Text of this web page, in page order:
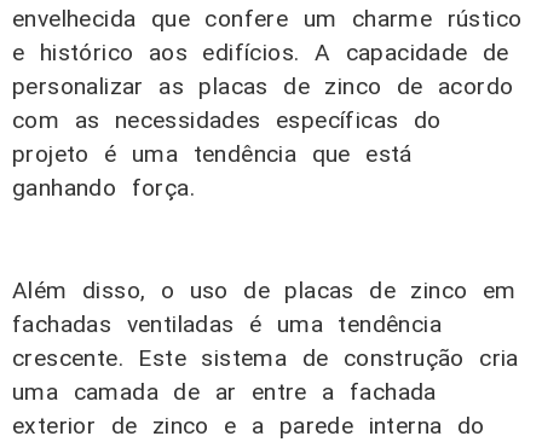
envelhecida que confere um charme rústico
e histórico aos edifícios. A capacidade de
personalizar as placas de zinco de acordo
com as necessidades específicas do
projeto é uma tendência que está
ganhando força.
Além disso, o uso de placas de zinco em
fachadas ventiladas é uma tendência
crescente. Este sistema de construção cria
uma camada de ar entre a fachada
exterior de zinco e a parede interna do